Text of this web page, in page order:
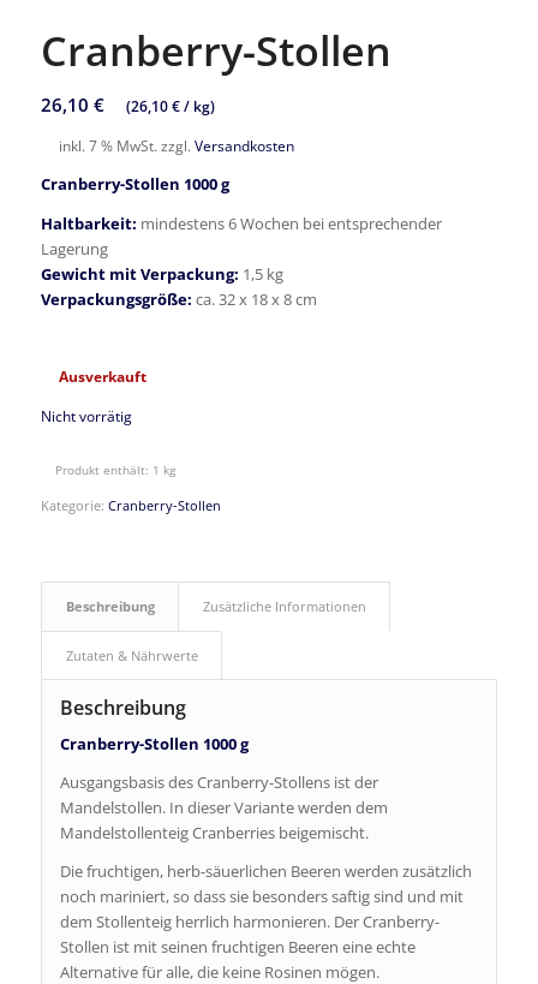
Cranberry-Stollen
26,10 € (26,10€/ kg)
inkl. 7 % MwSt. zzgl.Versandkosten
Cranberry-Stollen 1000 g
Haltbarkeit: mindestens 6 Wochen bei entsprechender
Lagerung
Gewicht mit Verpackung: 1,5 kg
Verpackungsgröße: ca. 32 x 18 x 8 cm
Ausverkauft
Nicht vorrätig
Produkt enthält: 1 kg
Kategorie: Cranberry-Stollen
Beschreibung Zusätzliche Informationen
Zutaten & Nährwerte
Beschreibung
Cranberry-Stollen 1000 g
Ausgangsbasis des Cranberry-Stollens ist der
Mandelstollen. In dieser Variante werden dem
Mandelstollenteig Cranberries beigemischt.
Die fruchtigen, herb-säuerlichen Beeren werden zusätzlich
noch mariniert, so dass sie besonders saftig sind und mit
dem Stollenteig herrlich harmonieren. Der Cranberry-
Stollen ist mit seinen fruchtigen Beeren eine echte
Alternative für alle, die keine Rosinen mögen.